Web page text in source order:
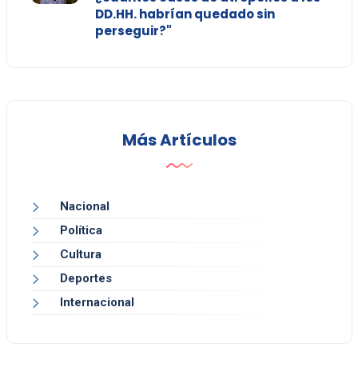
DD.HH. habrían quedado sin
perseguir?"
Más Artículos
Nacional
Política
Cultura
Deportes
Internacional